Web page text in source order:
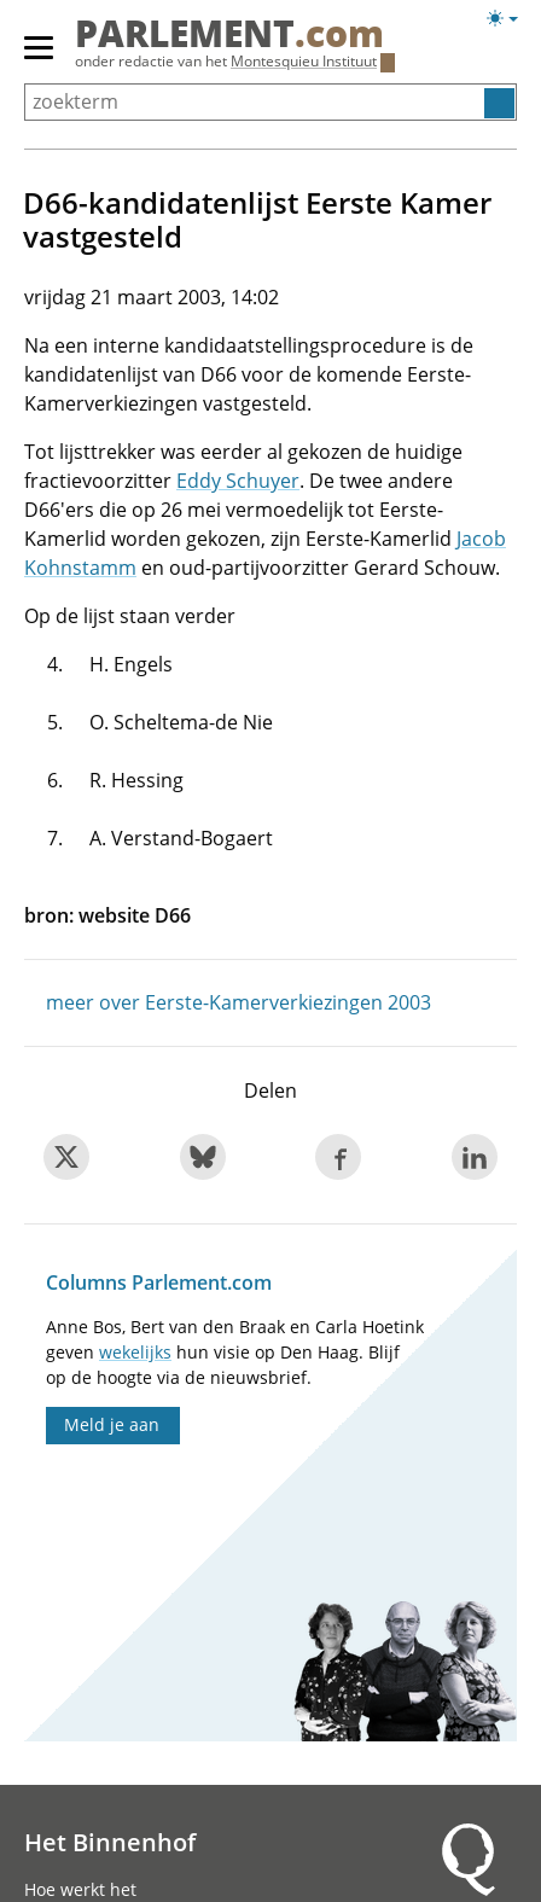
Overslaan
Primair
menu
tonen/verbergen
PARLEMENT.com
onder redactie van het Montesquieu Instituut
D66-kandidatenlijst Eerste Kamer
vastgesteld
vrijdag 21 maart 2003, 14:02
Na een interne kandidaatstellingsprocedure is de
kandidatenlijst van D66 voor de komende Eerste-
Kamerverkiezingen vastgesteld.
Tot lijsttrekker was eerder al gekozen de huidige
fractievoorzitter Eddy Schuyer. De twee andere
D66'ers die op 26 mei vermoedelijk tot Eerste-
Kamerlid worden gekozen, zijn Eerste-Kamerlid Jacob
Kohnstamm en oud-partijvoorzitter Gerard Schouw.
Op de lijst staan verder
H. Engels
O. Scheltema-de Nie
R. Hessing
A. Verstand-Bogaert
bron: website D66
meer over Eerste-Kamerverkiezingen 2003
Delen
Columns Parlement.com
Anne Bos, Bert van den Braak en Carla Hoetink
geven wekelijks hun visie op Den Haag. Blijf
op de hoogte via de nieuwsbrief.
Meld je aan
Het Binnenhof
Hoe werkt het